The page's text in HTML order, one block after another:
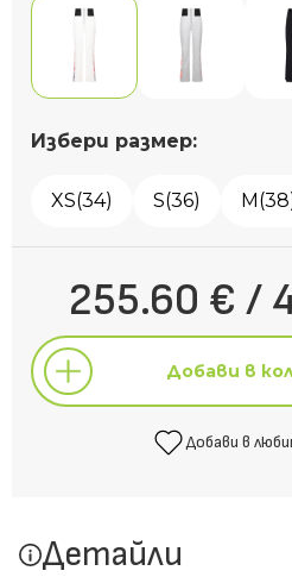
Избери размер:
XS(34) S(36)
255.60 € /
Добави в
Добави в
Детайли